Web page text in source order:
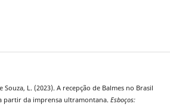
Souza, L. (2023). A recepção de Balmes no Brasil
partir da imprensa ultramontana. Esboços: